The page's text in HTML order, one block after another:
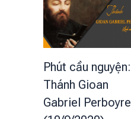
Phút cầu nguyện:
Thánh Gioan
Gabriel Perboyre